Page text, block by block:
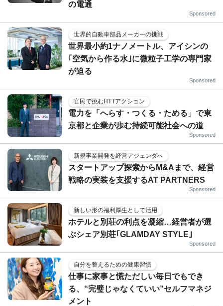
の電通
Sponsored
世界的自動車部品メーカーの挑戦
世界最小約1ナノメートル、アイシンの
｢空気から作る水｣に微粒子工学の専門家
が迫る
Sponsored
官民で挑むHTTアクション
電力を「へらす・つくる・ためる」で東
京都と企業が歩む持続可能社会への道
Sponsored
新規事業開発を経営アジェンダへ
スタートアップ探索からM&Aまで、経営
戦略の実装を支援するAT PARTNERS
Sponsored
新しい形の福利厚生として活用
ホテルと別荘の利点を凝縮…経営者が選
ぶシェア別荘｢GLAMDAY STYLE｣
Sponsored
自分を整えるための健康習慣
仕事に家事と慌ただしい毎日でもでき
る、“完璧じゃなくていい”セルフマネジ
メント